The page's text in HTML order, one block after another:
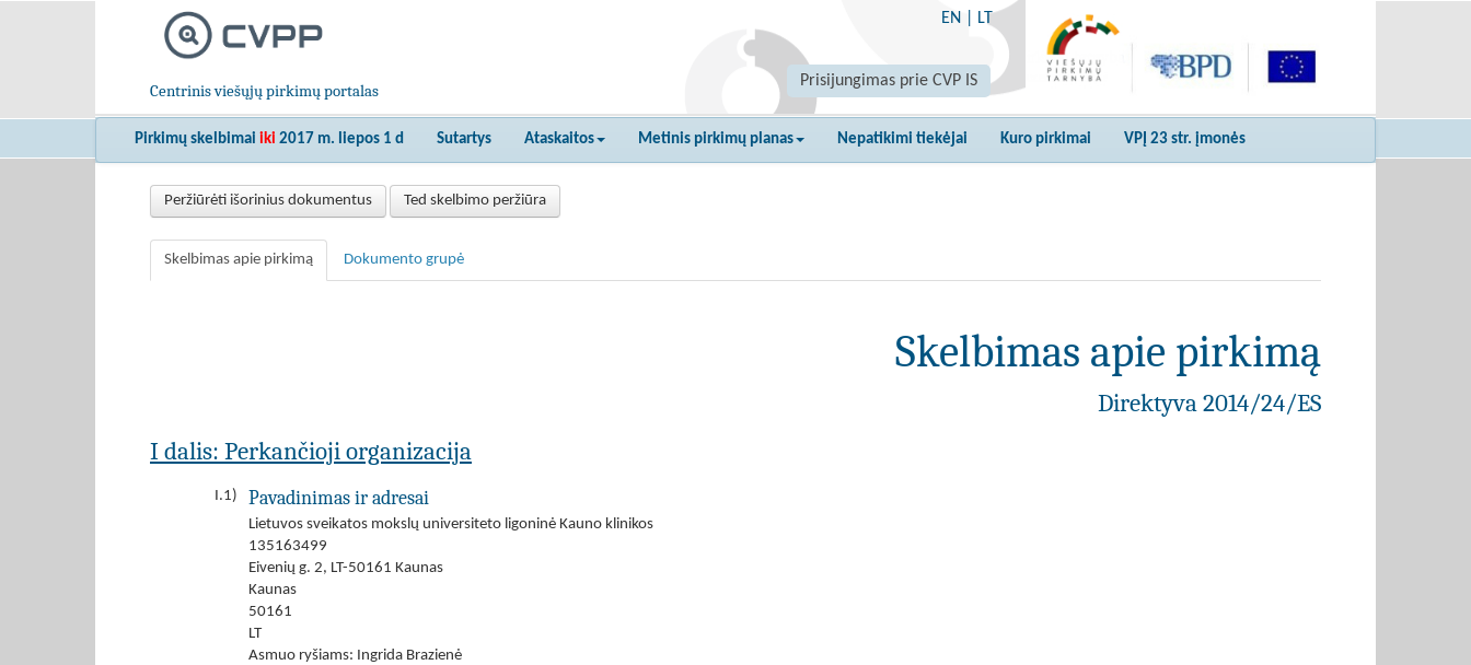
Centrinis viešųjų pirkimų portalas
EN LT
Prisijungimas prie CVP IS
Pirkimų skelbimai iki 2017 m. liepos 1 d Sutartys Ataskaitos Metinis pirkimų planas Nepatikimi tiekėjai Kuro pirkimai VPĮ 23 str. įmonės
Peržiūrėti išorinius dokumentus Ted skelbimo peržiūra
Skelbimas apie pirkimą Dokumento grupė
Skelbimas apie pirkimą
Direktyva 2014/24/ES
I dalis: Perkančioji organizacija
I.1) Pavadinimas ir adresai
Lietuvos sveikatos mokslų universiteto ligoninė Kauno klinikos
135163499
Eivenių g. 2, LT-50161 Kaunas
Kaunas
50161
LT
Asmuo ryšiams: Ingrida Brazienė